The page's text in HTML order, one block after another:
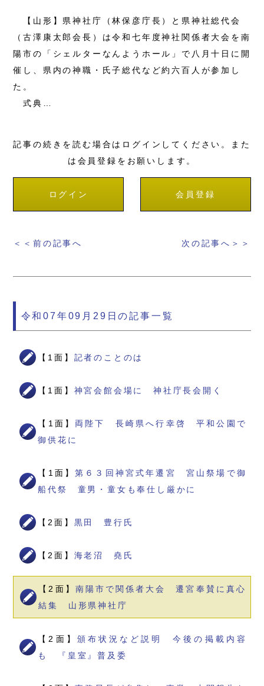
【山形】県神社庁（林保彦庁長）と県神社総代会
（古澤康太郎会長）は令和七年度神社関係者大会を南
陽市の「シェルターなんようホール」で八月十日に開
催し、県内の神職・氏子総代など約六百人が参加し
た。
式典…
記事の続きを読む場合はログインしてください。また
は会員登録をお願いします。
ログイン 会員登録
＜＜前の記事へ 次の記事へ＞＞
令和07年09月29日の記事一覧
【1面】 記者のことのは
【1面】 神宮会館会場に 神社庁長会開く
【1面】 両陛下 長崎県へ行幸啓 平和公園で
御供花に
【1面】第６３回神宮式年遷宮 宮山祭場で御
船代祭 童男・童女も奉仕し厳かに
【2面】 黒田 豊行氏
【2面】 海老沼 堯氏
【2面】 南陽市で関係者大会 遷宮奉賛に真心
結集 山形県神社庁
【2面】 頒布状況など説明 今後の掲載内容
も 『皇室』普及委